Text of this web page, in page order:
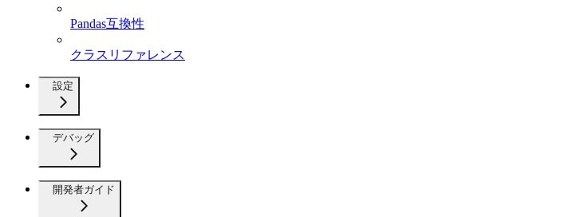
Pandas互換性
クラスリファレンス
設定
デバッグ
開発者ガイド